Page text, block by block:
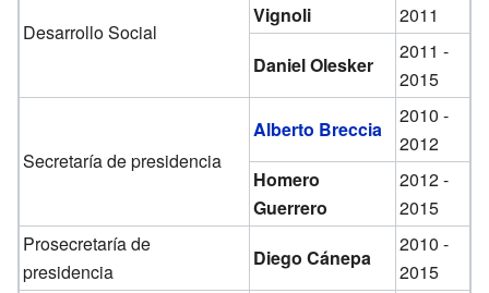
Desarrollo Social
Vignoli
2011
Daniel Olesker
2011 -
2015
Secretaría de presidencia
Alberto Breccia
2010 -
2012
Homero
Guerrero
2012 -
2015
Prosecretaría de
presidencia
Diego Cánepa
2010 -
2015